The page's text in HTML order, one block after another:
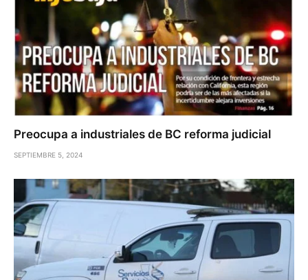
Preocupa a industriales de BC reforma judicial
SEPTIEMBRE 5, 2024